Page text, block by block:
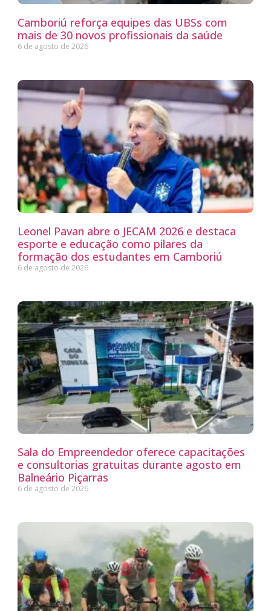
Camboriú reforça equipes das UBSs com
mais de 30 novos profissionais da saúde
6 de agosto de 2026
Leonel Pavan abre o JECAM 2026 e destaca
esporte e educação como pilares da
formação dos estudantes em Camboriú
6 de agosto de 2026
Sala do Empreendedor oferece capacitações
e consultorias gratuitas durante agosto em
Balneário Piçarras
6 de agosto de 2026